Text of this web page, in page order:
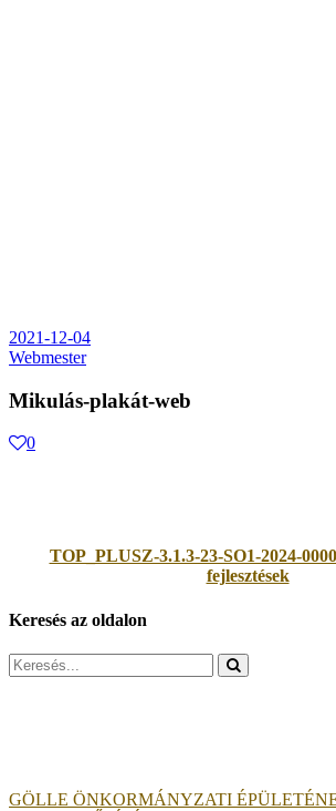
2021-12-04
Webmester
Mikulás-plakát-web
0
TOP_PLUSZ-3.1.3-23-SO1-2024-
fejlesztések
Keresés az oldalon
Search
for:
GÖLLE ÖNKORMÁNYZATI